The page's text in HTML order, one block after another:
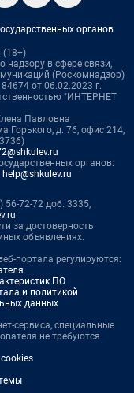
органов
(18+)
надзору в сфере связи,
(Роскомнадзор)
от 06.02.2023 г.
"ИНТЕРНЕТ
Павловна
Горького, д. 76, офис 214,
органов:
help@shkulev.ru
56-72-72 доб. 3335,
за достоверность
объявлениях.
портала регулируются:
ПО
и политикой
данных
сервиса, специальные
не требуются